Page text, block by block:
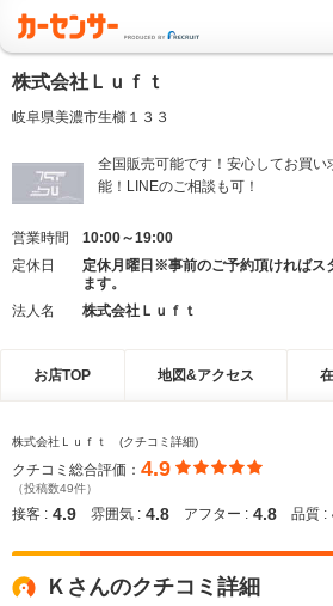
株式会社Ｌｕｆｔ
岐阜県美濃市生櫛１３３
全国販売可能です！安心してお買
能！LINEのご相談も可！
営業時間
10:00～19:00
定休日
定休月曜日※事前のご予約頂ければス
ます。
法人名
株式会社Ｌｕｆｔ
お店TOP 地図&アクセス
株式会社Ｌｕｆｔ (クチコミ詳細)
クチコミ総合評価： 4.9
（投稿数49件）
接客 : 4.9 雰囲気 : 4.8 アフター : 4.8 品質 :
Ｋさんのクチコミ詳細